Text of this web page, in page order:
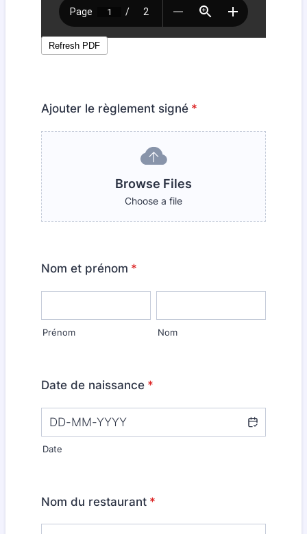
Ajouter le règlement signé *
Browse Files
Choose a file
Nom et prénom *
Prénom Nom
Date de naissance *
Date
Nom du restaurant *